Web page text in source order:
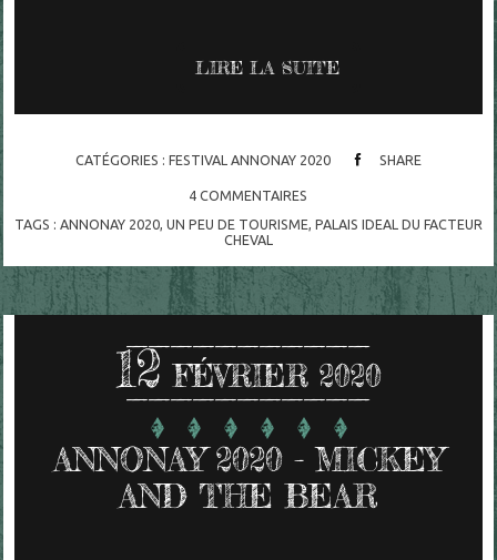
LIRE LA SUITE
CATÉGORIES : FESTIVAL ANNONAY 2020 SHARE
4 COMMENTAIRES
TAGS : ANNONAY 2020, UN PEU DE TOURISME, PALAIS IDEAL DU FACTEUR
CHEVAL
12 FÉVRIER 2020
ANNONAY 2020 - MICKEY
AND THE BEAR